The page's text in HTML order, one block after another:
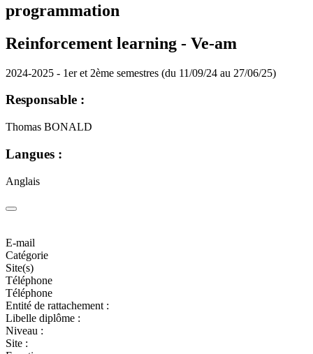
programmation
Reinforcement learning - Ve-am
2024-2025 - 1er et 2ème semestres (du 11/09/24 au 27/06/25)
Responsable :
Thomas BONALD
Langues :
Anglais
E-mail
Catégorie
Site(s)
Téléphone
Téléphone
Entité de rattachement :
Libelle diplôme :
Niveau :
Site :